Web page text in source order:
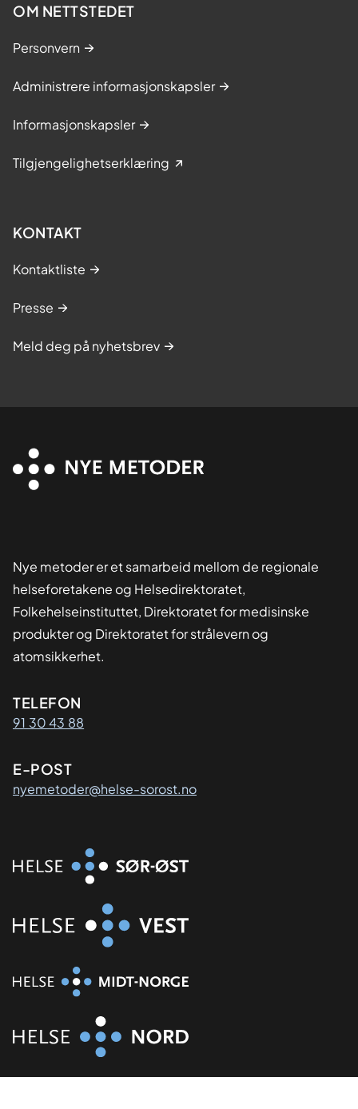
OM NETTSTEDET
Personvern
Administrere informasjonskapsler
Informasjonskapsler
Tilgjengelighetserklæring
KONTAKT
Kontaktliste
Presse
Meld deg på nyhetsbrev
Nye metoder er et samarbeid mellom de regionale
helseforetakene og Helsedirektoratet,
Folkehelseinstituttet, Direktoratet for medisinske
produkter og Direktoratet for strålevern og
atomsikkerhet.
Kontaktinformasjon
TELEFON
91 30 43 88
E-POST
nyemetoder@helse-sorost.no
Organisasjon